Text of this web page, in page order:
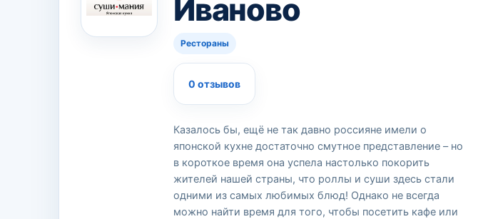
Иваново
Рестораны
0 отзывов
Казалось бы, ещё не так давно россияне имели о
японской кухне достаточно смутное представление – но
в короткое время она успела настолько покорить
жителей нашей страны, что роллы и суши здесь стали
одними из самых любимых блюд! Однако не всегда
можно найти время для того, чтобы посетить кафе или